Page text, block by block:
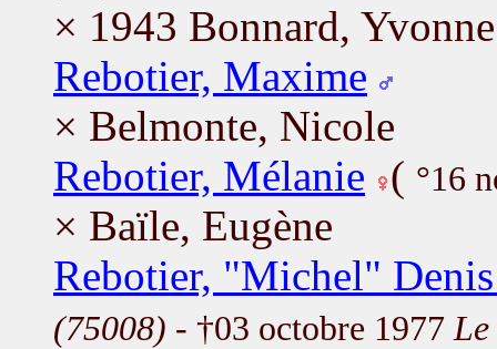
× 1943 Bonnard, Yvonne
Rebotier, Maxime
× Belmonte, Nicole
Rebotier, Mélanie ( °16
× Baïle, Eugène
Rebotier, "Michel" Denis
(75008) - †03 octobre 1977